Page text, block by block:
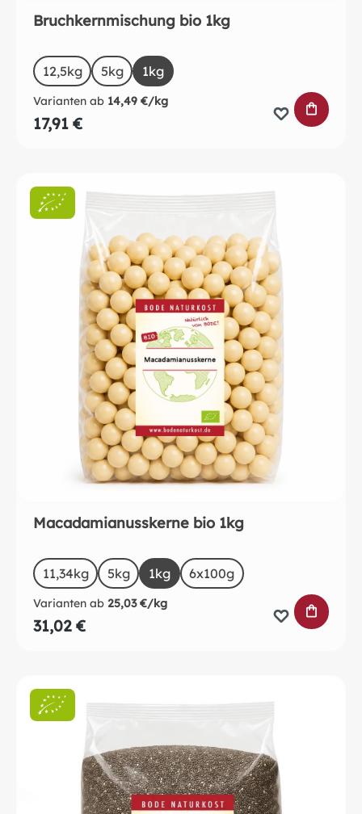
Bruchkernmischung bio 1kg
Sizeauswählen
12,5kg 5kg 1kg
Varianten ab 14,49 €/kg
17,91 €
IN DEN
Macadamianusskerne bio 1kg
Sizeauswählen
11,34kg 5kg 1kg 6x100g
Varianten ab 25,03 €/kg
31,02 €
IN DEN